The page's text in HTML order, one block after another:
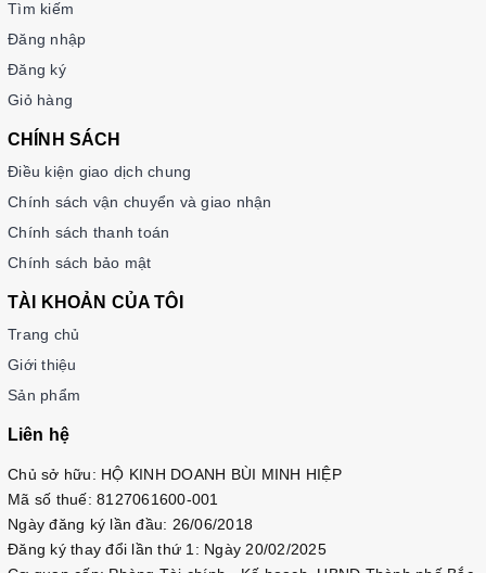
Tìm kiếm
Đăng nhập
Đăng ký
Giỏ hàng
CHÍNH SÁCH
Điều kiện giao dịch chung
Chính sách vận chuyển và giao nhận
Chính sách thanh toán
Chính sách bảo mật
TÀI KHOẢN CỦA TÔI
Trang chủ
Giới thiệu
Sản phẩm
Liên hệ
Chủ sở hữu: HỘ KINH DOANH BÙI MINH HIỆP
Mã số thuế: 8127061600-001
Ngày đăng ký lần đầu: 26/06/2018
Đăng ký thay đổi lần thứ 1: Ngày 20/02/2025